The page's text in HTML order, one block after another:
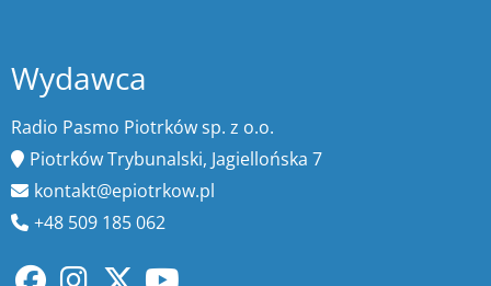
Wydawca
Radio Pasmo Piotrków sp. z o.o.
Piotrków Trybunalski, Jagiellońska 7
kontakt@epiotrkow.pl
+48 509 185 062